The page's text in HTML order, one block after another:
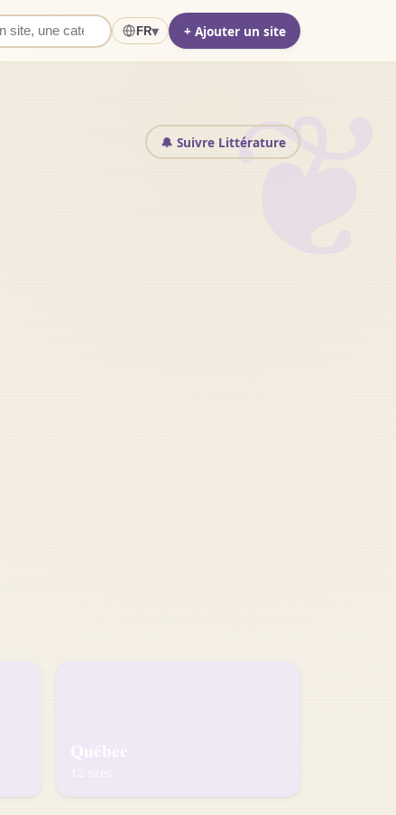
FR▾ + Ajouter un site
❦
🔔 Suivre Littérature